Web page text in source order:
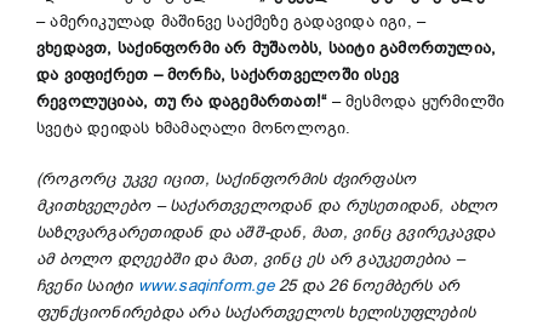
– ამერიკულად მაშინვე საქმეზე გადავიდა იგი, –
ვხედავთ, საქინფორმი არ მუშაობს, საიტი გამორთულია,
და ვიფიქრეთ – მორჩა, საქართველოში ისევ
რევოლუციაა, თუ რა დაგემართათ!“– მესმოდა ყურმილში
სვეტა დეიდას ხმამაღალი მონოლოგი.
(როგორც უკვე იცით, საქინფორმის ძვირფასო
მკითხველებო – საქართველოდან და რუსეთიდან, ახლო
საზღვარგარეთიდან და აშშ-დან, მათ, ვინც გვირეკავდა
ამ ბოლო დღეებში და მათ, ვინც ეს არ გაუკეთებია –
ჩვენი საიტი www.saqinform.ge25 და 26 ნოემბერს არ
ფუნქციონირებდა არა საქართველოს ხელისუფლების